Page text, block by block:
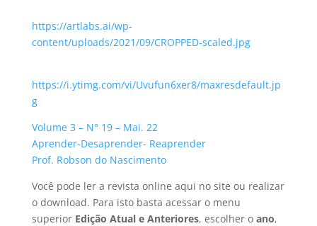
https://artlabs.ai/wp-
content/uploads/2021/09/CROPPED-scaled.jpg
https://i.ytimg.com/vi/Uvufun6xer8/maxresdefault.jp
g
Volume 3 – N° 19 – Mai. 22
Aprender-Desaprender- Reaprender
Prof. Robson do Nascimento
Você pode ler a revista online aqui no site ou realizar
o download. Para isto basta acessar o menu
superior Edição Atual e Anteriores, escolher o ano,